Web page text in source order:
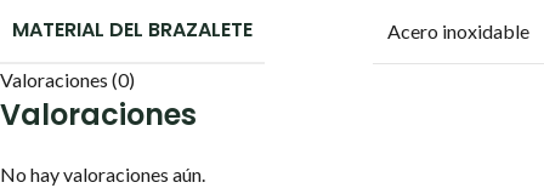
MATERIAL DEL BRAZALETE Acero inoxidable
Valoraciones (0)
Valoraciones
No hay valoraciones aún.